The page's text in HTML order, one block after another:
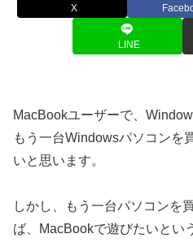
X
LINE
MacBookユーザーで、
もう一台Windowsパソコンを
いと思います。
しかし、もう一台パソコンを
ば、MacBookで遊びたいとい